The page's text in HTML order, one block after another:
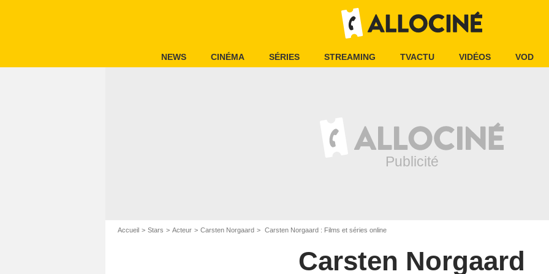
NEWS CINÉMA SÉRIES STREAMING TVACTU VIDÉOS VOD
Accueil Stars Acteur Carsten Norgaard Carsten Norgaard : Films et séries online
Carsten Norgaard